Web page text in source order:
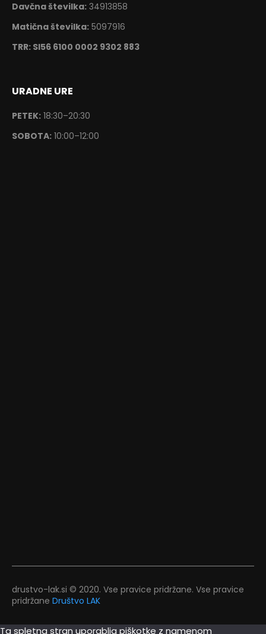
Davčna številka: 34913858
Matična številka: 5097916
TRR: SI56 6100 0002 9302 883
URADNE URE
PETEK: 18:30–20:30
SOBOTA: 10:00–12:00
drustvo-lak.si © 2020. Vse pravice pridržane. Vse pravice
pridržane Društvo LAK
Ta spletna stran uporablja piškotke z namenom